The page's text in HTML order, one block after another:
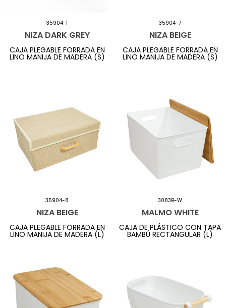
35904-1
NIZA DARK GREY
CAJA PLEGABLE FORRADA EN
LINO MANIJA DE MADERA (S)
35904-7
NIZA BEIGE
CAJA PLEGABLE FORRADA EN
LINO MANIJA DE MADERA (S)
35904-8
NIZA BEIGE
CAJA PLEGABLE FORRADA EN
LINO MANIJA DE MADERA (L)
3083B-W
MALMO WHITE
CAJA DE PLÁSTICO CON TAPA
BAMBÚ RECTANGULAR (L)